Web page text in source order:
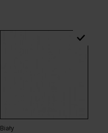
Biały